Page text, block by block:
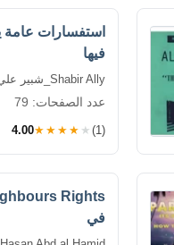
استفسارات عامة
فيها
Shabir Ally_شبير علي
عدد الصفحات: 79
4.00★★★★★ (1)
في